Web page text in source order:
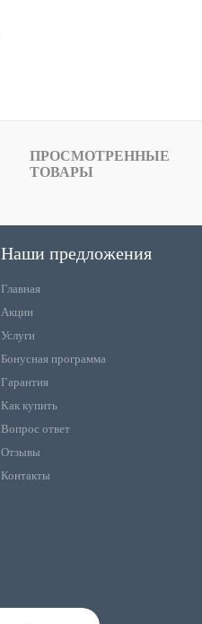
ПРОСМОТРЕННЫЕ
ТОВАРЫ
Наши предложения
Главная
Акции
Услуги
Бонусная программа
Гарантия
Как купить
Вопрос ответ
Отзывы
Контакты